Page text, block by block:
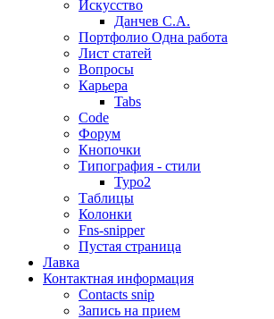
Искусство
Данчев С.А.
Портфолио Одна работа
Лист статей
Вопросы
Карьера
Tabs
Code
Форум
Кнопочки
Типография - стили
Typo2
Таблицы
Колонки
Fns-snipper
Пустая страница
Лавка
Контактная информация
Contacts snip
Запись на прием